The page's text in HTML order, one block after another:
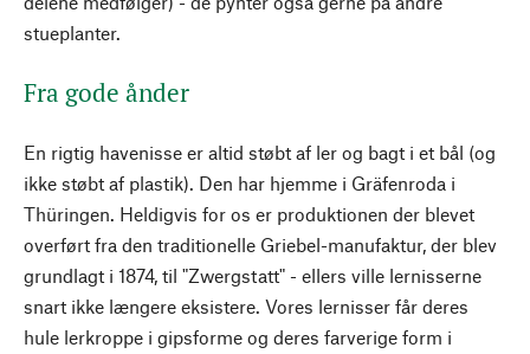
stueplanter.
Fra gode ånder
En rigtig havenisse er altid støbt af ler og bagt i et bål (og
ikke støbt af plastik). Den har hjemme i Gräfenroda i
Thüringen. Heldigvis for os er produktionen der blevet
overført fra den traditionelle Griebel-manufaktur, der blev
grundlagt i 1874, til "Zwergstatt" - ellers ville lernisserne
snart ikke længere eksistere. Vores lernisser får deres
hule lerkroppe i gipsforme og deres farverige form i